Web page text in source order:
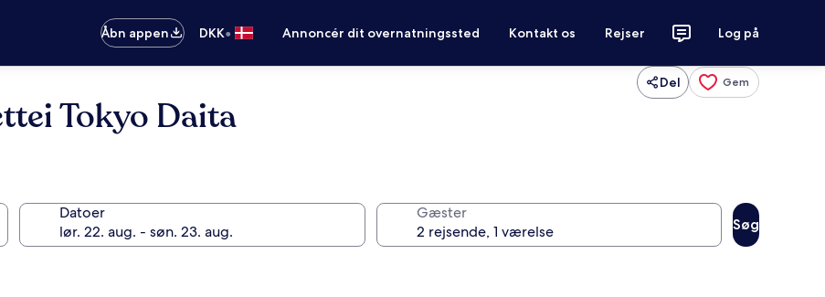
Åbn appen
DKK• Annoncér dit overnatningssted Kontakt os Rejser Log på
Del Gem
Tokyo Daita
Datoer Gæster
Søg